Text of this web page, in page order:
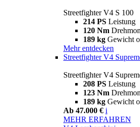
Streetfighter V4 S 100
214 PS Leistung
120 Nm
189 kg Gewicht
Mehr entdecken
Streetfighter V4
Streetfighter V4
208 PS Leistung
123 Nm
189 kg Gewicht
Ab 47.000 € i
MEHR ERFAHREN